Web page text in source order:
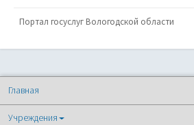
Портал госуслуг Вологодской области
Главная
Учреждения